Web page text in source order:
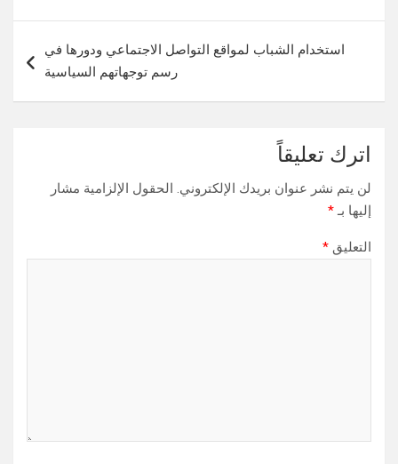
استخدام الشباب لمواقع التواصل الاجتماعي ودورها في
رسم توجهاتهم السياسية
اترك تعليقاً
لن يتم نشر عنوان بريدك الإلكتروني. الحقول الإلزامية مشار
إليها بـ*
التعليق *